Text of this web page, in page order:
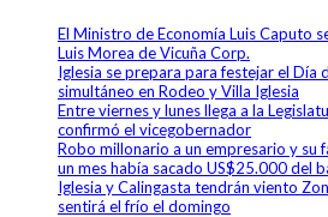
El Ministro de Economía Luis Caputo
Luis Morea de Vicuña Corp.
Iglesia se prepara para festejar el Día
simultáneo en Rodeo y Villa Iglesia
Entre viernes y lunes llega a la
confirmó el vicegobernador
Robo millonario a un empresario y su
un mes había sacado US$25.000 del
Iglesia y Calingasta tendrán viento
sentirá el frío el domingo